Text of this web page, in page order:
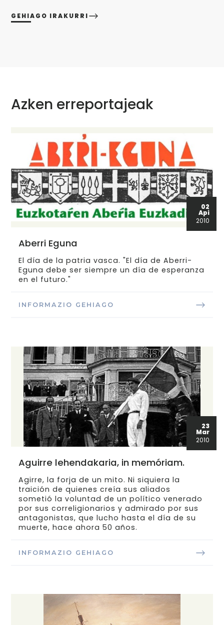
GEHIAGO IRAKURRI
Azken erreportajeak
02
Api
2010
Aberri Eguna
El día de la patria vasca. "El día de Aberri-
Eguna debe ser siempre un día de esperanza
en el futuro."
INFORMAZIO GEHIAGO
23
Mar
2010
Aguirre lehendakaria, in memóriam.
Agirre, la forja de un mito. Ni siquiera la
traición de quienes creía sus aliados
sometió la voluntad de un político venerado
por sus correligionarios y admirado por sus
antagonistas, que lucho hasta el día de su
muerte, hace ahora 50 años.
INFORMAZIO GEHIAGO